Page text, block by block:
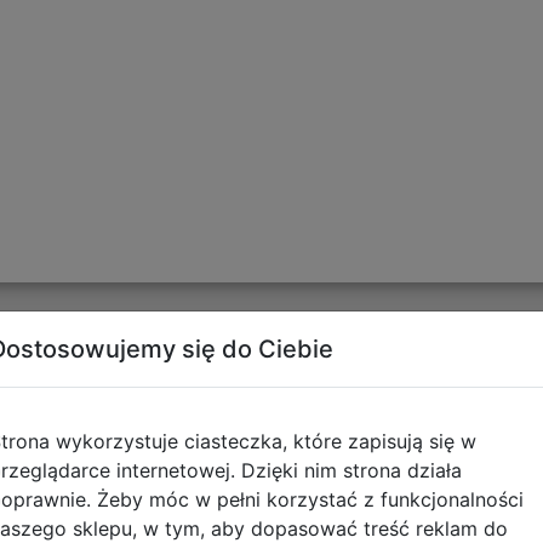
zgodności
Informacje o
Artykuły tekstylne -
pobierz plik
się do Ciebie
wykorzystuje ciasteczka, które zapisują się w
internetowej. Dzięki nim strona działa
Żeby móc w pełni korzystać z funkcjonalności
sklepu, w tym, aby dopasować treść reklam do